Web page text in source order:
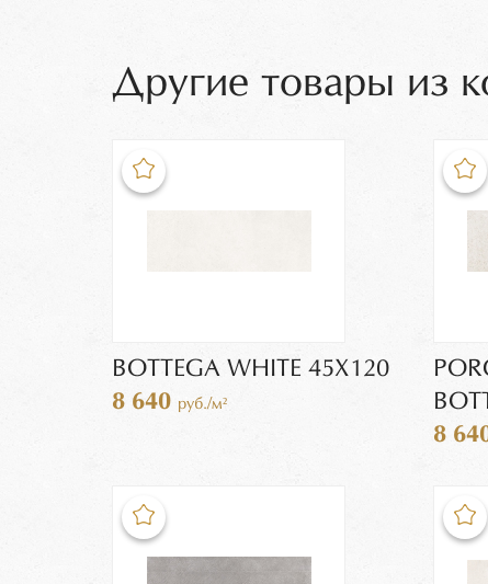
Другие товары из
BOTTEGA WHITE 45Х120
8 640 руб./м²
8